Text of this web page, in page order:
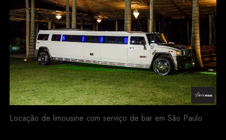
Locação de limousine com serviço de bar em São Paulo